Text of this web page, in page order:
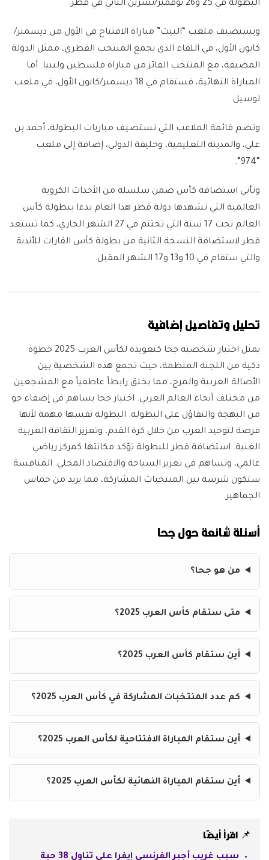
البطولة في 25 و26 نوفمبر/تشرين الثاني في قطر.
ويستضيف ملعب “البيت” مباراة الافتتاح في الأول من ديسمبر/
كانون الأول، في اللقاء الذي يجمع المنتخب القطري، ممثل الدولة
المضيفة، مع المنتخب الفائز من مباراة فلسطين وليبيا. أما
المباراة النهائية، فستقام في 18 ديسمبر/كانون الأول، في ملعب
لوسيل.
وتضم قائمة الملاعب التي تستضيف مباريات البطولة، أحمد بن
علي، والمدينة التعليمية، وخليفة الدولي، إضافة إلى ملعب
وتأتي استضافة كأس ضمن سلسلة من الأحداث الكروية
العالمية التي تشهدها دولة قطر هذا العام بدءا ببطولة كأس
العالم تحت 17 سنة التي تختتم في 27 الشهر الجاري، كما تستعد
قطر لاستضافة النسخة الثانية من بطولة كأس القارات للأندية
والتي ستقام في 10 و13 و17 الشهر المقبل.
تحليل وتفاصيل إضافية
يمثل اختيار شخصية جحا كتعويذة لكأس العرب 2025 خطوة
ذكية من اللجنة المنظمة، حيث تجمع هذه الشخصية بين
الأصالة العربية والمرح، مما يخلق رابطاً عاطفياً مع المشجعين
من مختلف أنحاء العالم العربي. اختيار جحا يساهم في إضفاء جو
من البهجة والتفاؤل على البطولة. البطولة نفسها مهمة لأنها
فرصة لتوحيد العرب من خلال كرة القدم، وتعزيز الثقافة العربية
الغنية. استضافة قطر للبطولة تؤكد مكانتها كمركز رياضي
عالمي، وتساهم في تعزيز السياحة والاقتصاد المحلي. المنافسة
ستكون شرسة بين المنتخبات المشاركة، مما يزيد من حماس
الجماهير.
أسئلة شائعة حول جحا
من هو جحا؟
متى ستقام كأس العرب 2025؟
أين ستقام كأس العرب 2025؟
كم عدد المنتخبات المشاركة في كأس العرب 2025؟
أين ستقام المباراة الافتتاحية لكأس العرب 2025؟
أين ستقام المباراة النهائية لكأس العرب 2025؟
📌 اقرأ أيضًا
سبب غريب أجبر الفرنسي إيفرا على تناول 38 حبة